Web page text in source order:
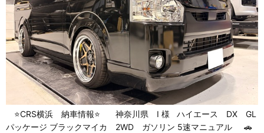
⭐CRS横浜 納車情報⭐ 神奈川県 I 様 ハイエース DX GL
パッケージ ブラックマイカ 2WD ガソリン 5速マニュアル 🚗